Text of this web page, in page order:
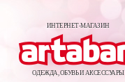
ИНТЕРНЕТ-МАГАЗИН
ОДЕЖДА, ОБУВЬ И АКСЕССУАРЫ